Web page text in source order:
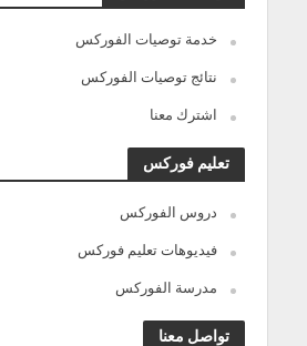
خدمة توصيات الفوركس
نتائج توصيات الفوركس
اشترك معنا
تعليم فوركس
دروس الفوركس
فيديوهات تعليم فوركس
مدرسة الفوركس
تواصل معنا